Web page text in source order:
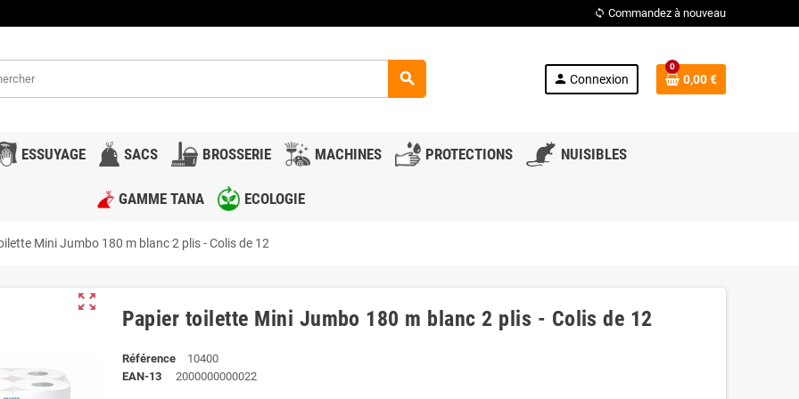
loop Commandez à nouveau
search person Connexion
0
0,00 €
ESSUYAGE SACS BROSSERIE MACHINES PROTECTIONS NUISIBLES
GAMME TANA ECOLOGIE
Mini Jumbo 180 m blanc 2 plis - Colis de 12
zoom_out_map
Papier toilette Mini Jumbo 180 m blanc 2 plis - Colis de 12
Référence
10400
EAN-13
2000000000022